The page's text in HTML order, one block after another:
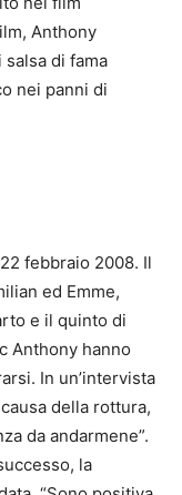
Anthony
di fama
nei panni di
febbraio 2008. Il
ed Emme,
e il quinto di
Anthony hanno
In un’intervista
della rottura,
da andarmene”.
la